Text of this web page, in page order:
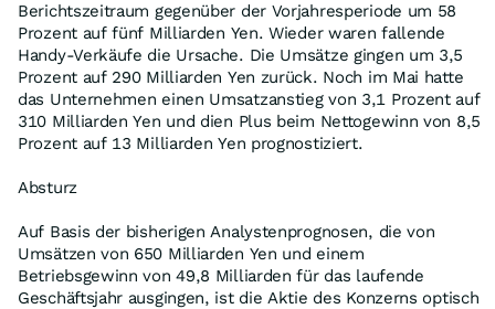
Berichtszeitraum gegenüber der Vorjahresperiode um 58
Prozent auf fünf Milliarden Yen. Wieder waren fallende
Handy-Verkäufe die Ursache. Die Umsätze gingen um 3,5
Prozent auf 290 Milliarden Yen zurück. Noch im Mai hatte
das Unternehmen einen Umsatzanstieg von 3,1 Prozent auf
310 Milliarden Yen und dien Plus beim Nettogewinn von 8,5
Prozent auf 13 Milliarden Yen prognostiziert.
Absturz
Auf Basis der bisherigen Analystenprognosen, die von
Umsätzen von 650 Milliarden Yen und einem
Betriebsgewinn von 49,8 Milliarden für das laufende
Geschäftsjahr ausgingen, ist die Aktie des Konzerns optisch